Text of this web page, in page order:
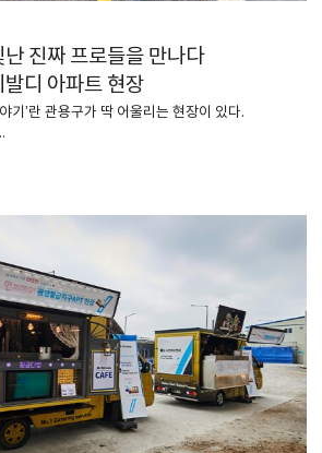
진짜 프로들을 만나다
디 아파트 현장
기’란 관용구가 딱 어울리는 현장이 있다.